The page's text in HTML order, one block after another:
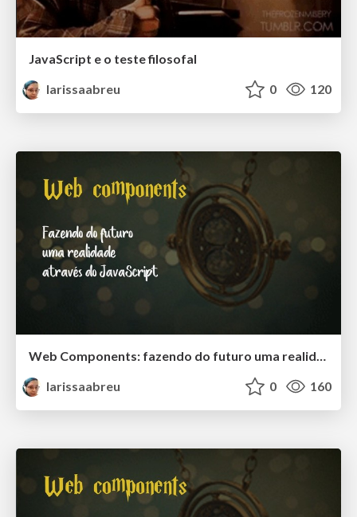
JavaScript e o teste filosofal
larissaabreu
0 120
Web Components: fazendo do futuro uma realidade através do JS - Brasília
larissaabreu
0 160